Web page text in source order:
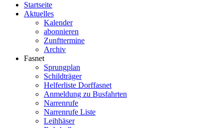
Startseite
Aktuelles
Kalender
abonnieren
Zunfttermine
Archiv
Fasnet
Sprungplan
Schildträger
Helferliste Dorffasnet
Anmeldung zu Busfahrten
Narrenrufe
Narrenrufe Liste
Leihhäser